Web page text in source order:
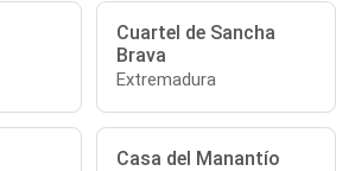
Cuartel de Sancha
Brava
Extremadura
Casa del Manantío